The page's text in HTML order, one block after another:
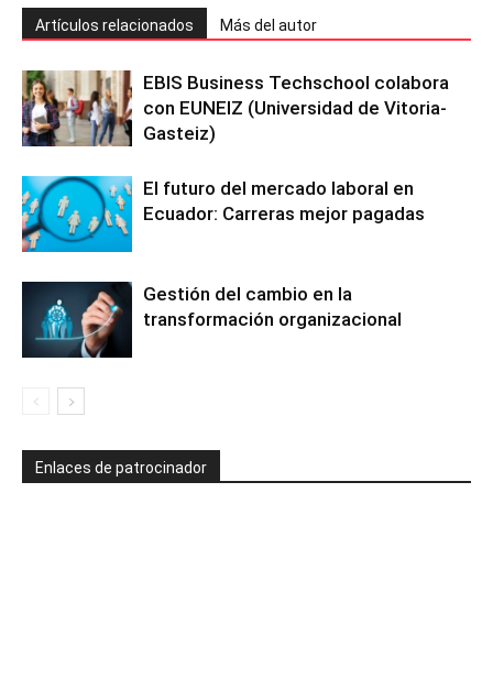
Artículos relacionados Más del autor
EBIS Business Techschool colabora
con EUNEIZ (Universidad de Vitoria-
Gasteiz)
El futuro del mercado laboral en
Ecuador: Carreras mejor pagadas
Gestión del cambio en la
transformación organizacional
Enlaces de patrocinador